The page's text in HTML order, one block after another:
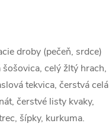
droby (pečeň, srdce)
celý žltý hrach,
tekvica, čerstvá celá
čerstvé listy kvaky,
šípky, kurkuma.